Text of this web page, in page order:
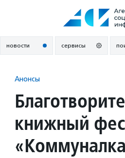
новости сервисы
Анонсы
книжный